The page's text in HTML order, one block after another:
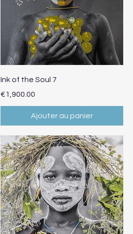
Aperçu rapide
Ink of the Soul 7
Prix
€1,900.00
Ajouter au panier